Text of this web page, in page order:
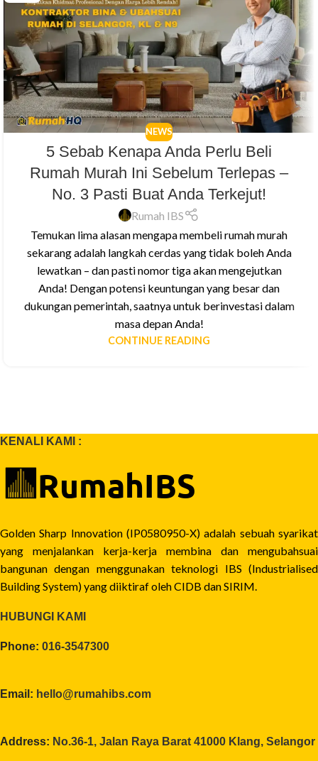
NEWS
5 Sebab Kenapa Anda Perlu Beli
Rumah Murah Ini Sebelum Terlepas –
No. 3 Pasti Buat Anda Terkejut!
Rumah IBS
Temukan lima alasan mengapa membeli rumah murah
sekarang adalah langkah cerdas yang tidak boleh Anda
lewatkan – dan pasti nomor tiga akan mengejutkan
Anda! Dengan potensi keuntungan yang besar dan
dukungan pemerintah, saatnya untuk berinvestasi dalam
masa depan Anda!
CONTINUE READING
KENALI KAMI :
Golden Sharp Innovation (IP0580950-X) adalah sebuah syarikat
yang menjalankan kerja-kerja membina dan mengubahsuai
bangunan dengan menggunakan teknologi IBS (Industrialised
Building System) yang diiktiraf oleh CIDB dan SIRIM.
HUBUNGI KAMI
Phone: 016-3547300
Email: hello@rumahibs.com
Address: No.36-1, Jalan Raya Barat 41000 Klang, Selangor